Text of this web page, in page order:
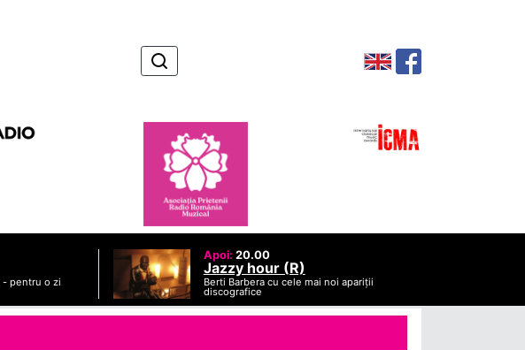
- pentru o zi
Apoi: 20.00
Jazzy hour (R)
Berti Barbera cu cele mai noi apariții
discografice